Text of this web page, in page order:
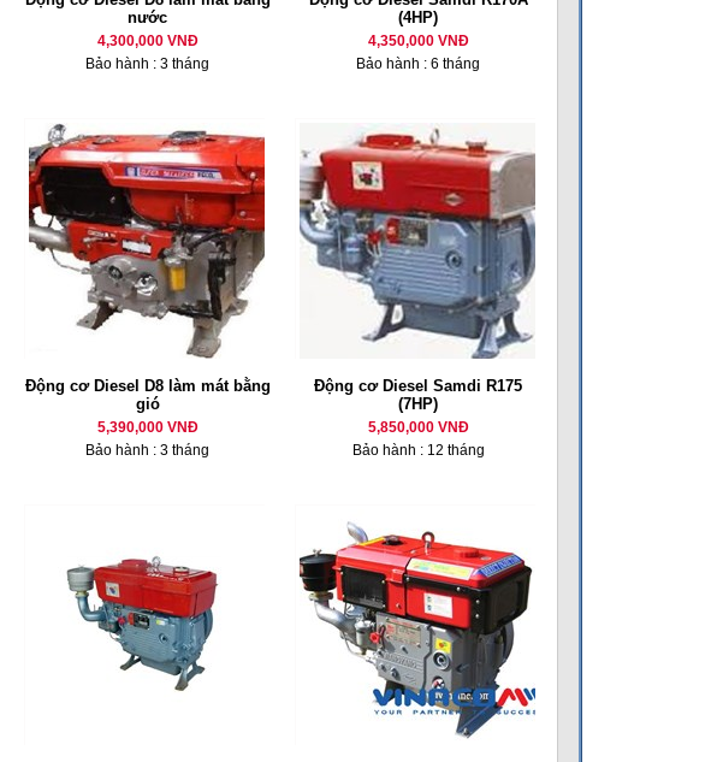
nước
4,300,000 VNĐ
Bảo hành : 3 tháng
(4HP)
4,350,000 VNĐ
Bảo hành : 6 tháng
Động cơ Diesel D8 làm mát bằng
gió
5,390,000 VNĐ
Bảo hành : 3 tháng
Động cơ Diesel Samdi R175
(7HP)
5,850,000 VNĐ
Bảo hành : 12 tháng